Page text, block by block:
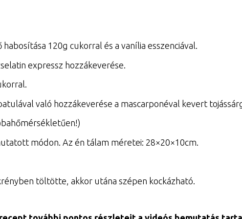
120g cukorral és a vanília esszenciával.
expressz hozzákeverése.
való hozzákeverése a mascarponéval kevert
módon. Az én tálam méretei: 28×20×10cm.
töltötte, akkor utána szépen kockázható.